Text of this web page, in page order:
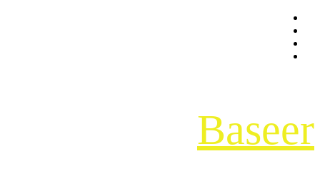
Skip
content
Baseer